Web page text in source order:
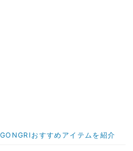
おすすめアイテムを紹介